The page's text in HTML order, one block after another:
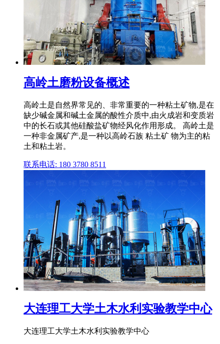
高岭土磨粉设备概述
高岭土是自然界常见的、非常重要的一种粘土矿物,是在
缺少碱金属和碱土金属的酸性介质中,由火成岩和变质岩
中的长石或其他硅酸盐矿物经风化作用形成。 高岭土是
一种非金属矿产,是一种以高岭石族 粘土矿 物为主的粘
土和粘土岩。
联系电话: 180 3780 8511
大连理工大学土木水利实验教学中心
大连理工大学土木水利实验教学中心